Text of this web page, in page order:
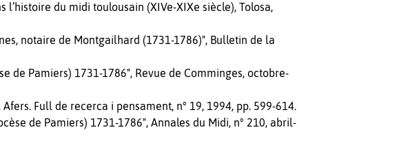
du midi toulousain (XIVe-XIXe siècle), Tolosa,
notaire de Montgailhard (1731-1786)", Bulletin de la
de Pamiers) 1731-1786", Revue de Comminges, octobre-
Full de recerca i pensament, n° 19, 1994, pp. 599-614.
de Pamiers) 1731-1786", Annales du Midi, n° 210, abril-